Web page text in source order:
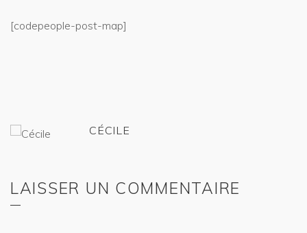
[codepeople-post-map]
CÉCILE
LAISSER UN COMMENTAIRE